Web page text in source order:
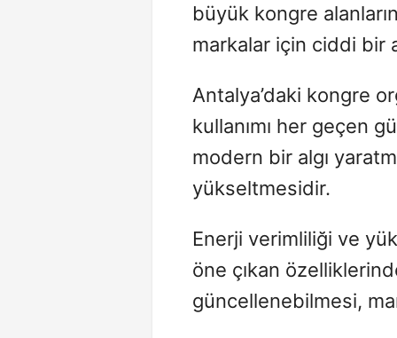
büyük kongre
markalar için ciddi bir
Antalya’daki kongre
kullanımı her geçen
modern bir algı
yükseltmesidir.
Enerji verimliliği ve
öne çıkan
güncellenebilmesi,